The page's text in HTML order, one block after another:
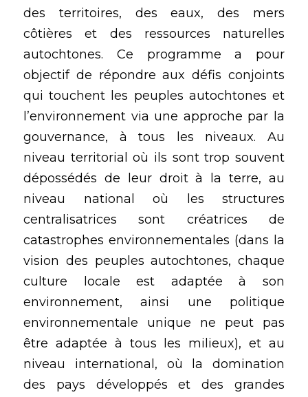
des territoires, des eaux, des mers
côtières et des ressources naturelles
autochtones. Ce programme a pour
objectif de répondre aux défis conjoints
qui touchent les peuples autochtones et
l’environnement via une approche par la
gouvernance, à tous les niveaux. Au
niveau territorial où ils sont trop souvent
dépossédés de leur droit à la terre, au
niveau national où les structures
centralisatrices sont créatrices de
catastrophes environnementales (dans la
vision des peuples autochtones, chaque
culture locale est adaptée à son
environnement, ainsi une politique
environnementale unique ne peut pas
être adaptée à tous les milieux), et au
niveau international, où la domination
des pays développés et des grandes